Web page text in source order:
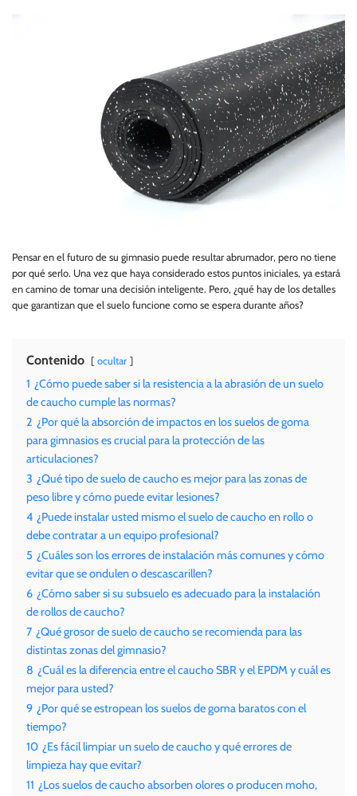
Pensar en el futuro de su gimnasio puede resultar abrumador, pero no tiene
por qué serlo. Una vez que haya considerado estos puntos iniciales, ya estará
en camino de tomar una decisión inteligente. Pero, ¿qué hay de los detalles
que garantizan que el suelo funcione como se espera durante años?
Contenido ocultar
1 ¿Cómo puede saber si la resistencia a la abrasión de un suelo
de caucho cumple las normas?
2 ¿Por qué la absorción de impactos en los suelos de goma
para gimnasios es crucial para la protección de las
articulaciones?
3 ¿Qué tipo de suelo de caucho es mejor para las zonas de
peso libre y cómo puede evitar lesiones?
4 ¿Puede instalar usted mismo el suelo de caucho en rollo o
debe contratar a un equipo profesional?
5 ¿Cuáles son los errores de instalación más comunes y cómo
evitar que se ondulen o descascarillen?
6 ¿Cómo saber si su subsuelo es adecuado para la instalación
de rollos de caucho?
7 ¿Qué grosor de suelo de caucho se recomienda para las
distintas zonas del gimnasio?
8 ¿Cuál es la diferencia entre el caucho SBR y el EPDM y cuál es
mejor para usted?
9 ¿Por qué se estropean los suelos de goma baratos con el
tiempo?
10 ¿Es fácil limpiar un suelo de caucho y qué errores de
limpieza hay que evitar?
11 ¿Los suelos de caucho absorben olores o producen moho,